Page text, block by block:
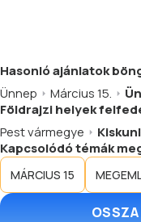
Hasonlóajánlatok
Ünnep
Március 15.
Földrajzi helyek
Pest vármegye
Kapcsolódó témák
MÁRCIUS 15
OSSZA